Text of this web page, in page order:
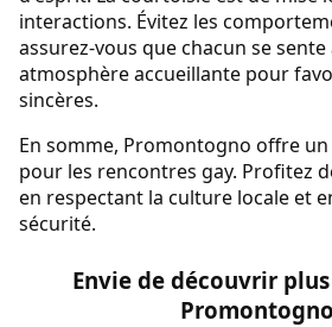
interactions. Évitez les
assurez-vous que chacun se sente
atmosphère accueillante pour
sincères.
En somme, Promontogno offre
pour les rencontres gay. Profitez
en respectant la culture locale et
sécurité.
Envie de découvrir